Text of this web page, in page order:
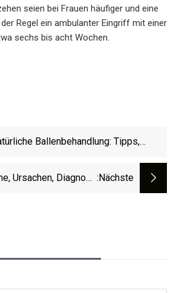
seien bei Frauen häufiger und eine
Regel ein ambulanter Eingriff mit einer
sechs bis acht Wochen.
Ballenbehandlung: Tipps,
Ursachen, Diagnose :nächste